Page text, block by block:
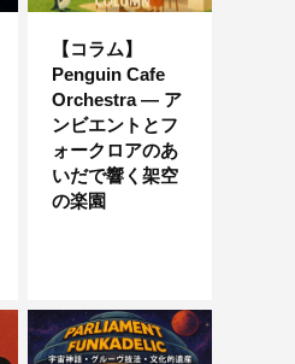
【コラム】
Penguin Cafe
Orchestra ― ア
ンビエントとフ
ォークロアのあ
いだで響く架空
の楽園